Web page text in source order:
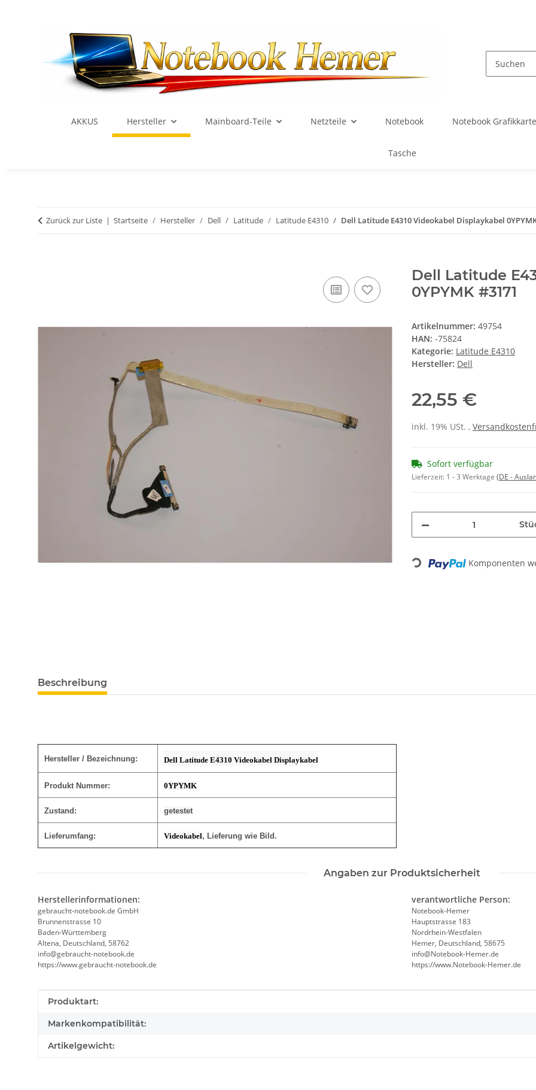
AKKUS Hersteller Mainboard-Teile Netzteile Notebook Notebook
Tasche
Zurück zur Liste Startseite Hersteller Dell Latitude Latitude E4310 Dell Latitude E4310 Videokabel Displaykabel
Dell Latitude
0YPYMK #3171
Artikelnummer: 49754
HAN: -75824
Kategorie: Latitude E4310
Hersteller: Dell
22,55 €
inkl. 19% USt. ,
Sofort verfügbar
Lieferzeit: 1 - 3 Werktage (DE -
Loading... Komponenten
Beschreibung
Hersteller / Bezeichnung: Dell Latitude E4310 Videokabel Displaykabel
Produkt Nummer: 0YPYMK
Zustand: getestet
Lieferumfang: Videokabel, Lieferung wie Bild.
Angaben zur Produktsicherheit
Herstellerinformationen:
gebraucht-notebook.de GmbH
Brunnenstrasse 10
Baden-Württemberg
Altena, Deutschland, 58762
info@gebraucht-notebook.de
https://www.gebraucht-notebook.de
verantwortliche Person:
Notebook-Hemer
Hauptstrasse 183
Nordrhein-Westfalen
Hemer, Deutschland, 58675
info@Notebook-Hemer.de
https://www.Notebook-Hemer.de
Produkteigenschaft
Wert
Produktart:
Markenkompatibilität:
Artikelgewicht: